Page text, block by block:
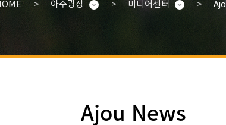
아주광장 미디어센터
Ajou News